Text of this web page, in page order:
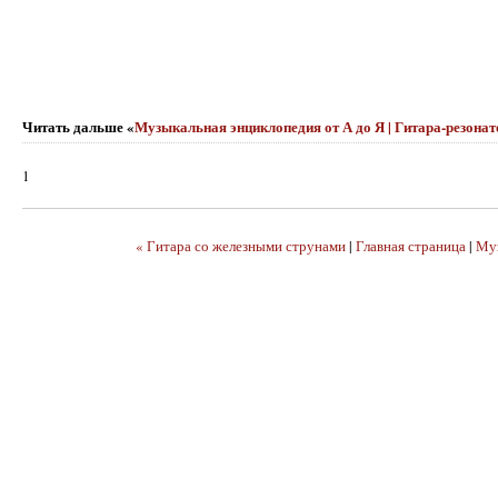
Читать дальше «Музыкальная энциклопедия от А до Я | Гитара-
1
« Гитара со железными струнами| Главная страница|